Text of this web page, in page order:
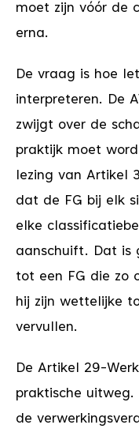
moet zijn vóór de
erna.
De vraag is hoe
interpreteren. De
zwijgt over de
praktijk moet
lezing van Artikel
dat de FG bij elk
elke
aanschuift. Dat is
tot een FG die zo
hij zijn wettelijke
vervullen.
De Artikel 29-
praktische uitweg.
de